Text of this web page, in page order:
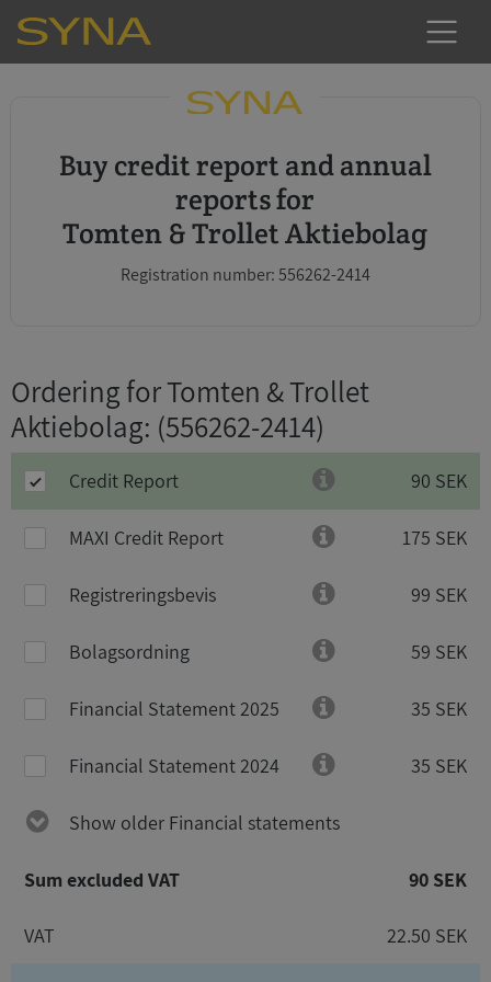
Buy credit report and annual
reports for
Tomten & Trollet Aktiebolag
Registration number: 556262-2414
Ordering for Tomten & Trollet
Aktiebolag: (556262-2414)
Credit Report 90 SEK
MAXI Credit Report 175 SEK
Registreringsbevis 99 SEK
Bolagsordning 59 SEK
Financial Statement 2025 35 SEK
Financial Statement 2024 35 SEK
Show older Financial statements
Sum excluded VAT 90 SEK
VAT 22.50 SEK